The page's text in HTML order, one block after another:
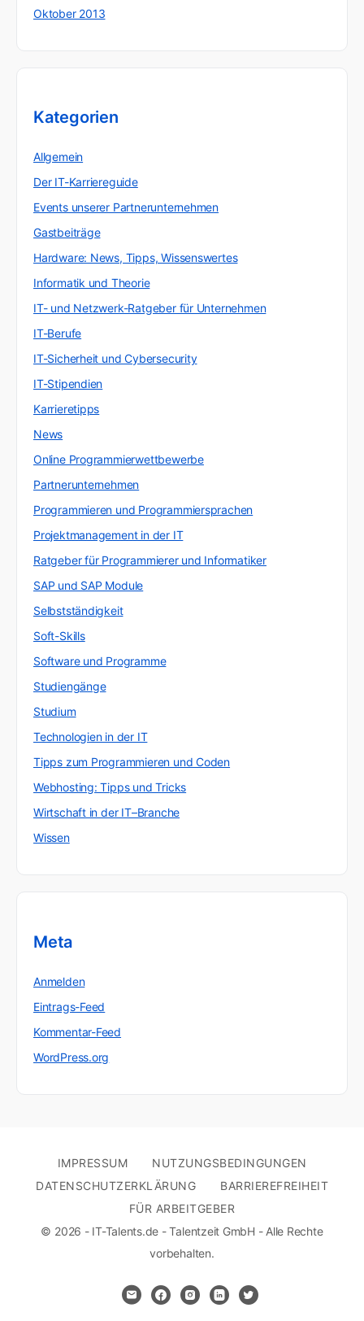
Oktober 2013
Kategorien
Allgemein
Der IT-Karriereguide
Events unserer Partnerunternehmen
Gastbeiträge
Hardware: News, Tipps, Wissenswertes
Informatik und Theorie
IT- und Netzwerk-Ratgeber für Unternehmen
IT-Berufe
IT-Sicherheit und Cybersecurity
IT-Stipendien
Karrieretipps
News
Online Programmierwettbewerbe
Partnerunternehmen
Programmieren und Programmiersprachen
Projektmanagement in der IT
Ratgeber für Programmierer und Informatiker
SAP und SAP Module
Selbstständigkeit
Soft-Skills
Software und Programme
Studiengänge
Studium
Technologien in der IT
Tipps zum Programmieren und Coden
Webhosting: Tipps und Tricks
Wirtschaft in der IT–Branche
Wissen
Meta
Anmelden
Eintrags-Feed
Kommentar-Feed
WordPress.org
IMPRESSUM
NUTZUNGSBEDINGUNGEN
DATENSCHUTZERKLÄRUNG
BARRIEREFREIHEIT
FÜR ARBEITGEBER
© 2026 - IT-Talents.de - Talentzeit GmbH - Alle Rechte
vorbehalten.